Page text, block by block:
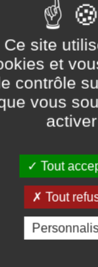
française
de séjour et
pour étranger
(certificat
Mobilité
légale et
par
Ce site
et
contrôle
vous
activer
Tout
Tout